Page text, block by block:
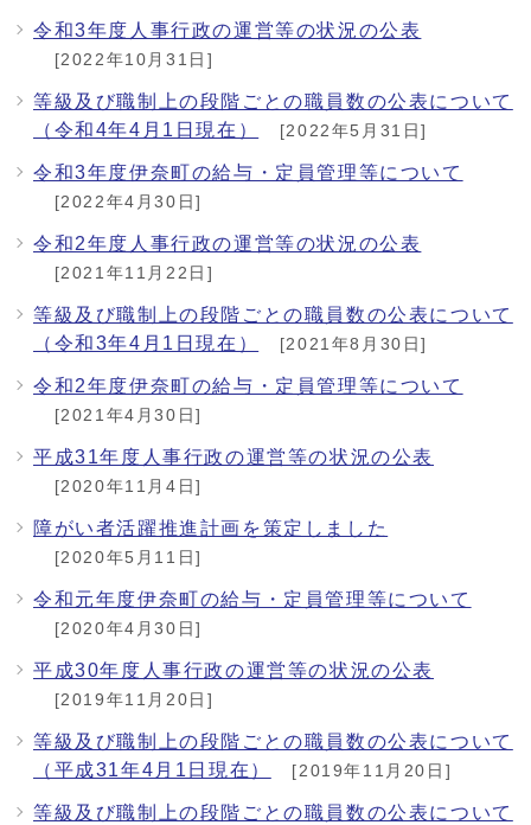
令和3年度人事行政の運営等の状況の公表
[2022年10月31日]
等級及び職制上の段階ごとの職員数の公表について
（令和4年4月1日現在）
[2022年5月31日]
令和3年度伊奈町の給与・定員管理等について
[2022年4月30日]
令和2年度人事行政の運営等の状況の公表
[2021年11月22日]
等級及び職制上の段階ごとの職員数の公表について
（令和3年4月1日現在）
[2021年8月30日]
令和2年度伊奈町の給与・定員管理等について
[2021年4月30日]
平成31年度人事行政の運営等の状況の公表
[2020年11月4日]
障がい者活躍推進計画を策定しました
[2020年5月11日]
令和元年度伊奈町の給与・定員管理等について
[2020年4月30日]
平成30年度人事行政の運営等の状況の公表
[2019年11月20日]
等級及び職制上の段階ごとの職員数の公表について
（平成31年4月1日現在）
[2019年11月20日]
等級及び職制上の段階ごとの職員数の公表について